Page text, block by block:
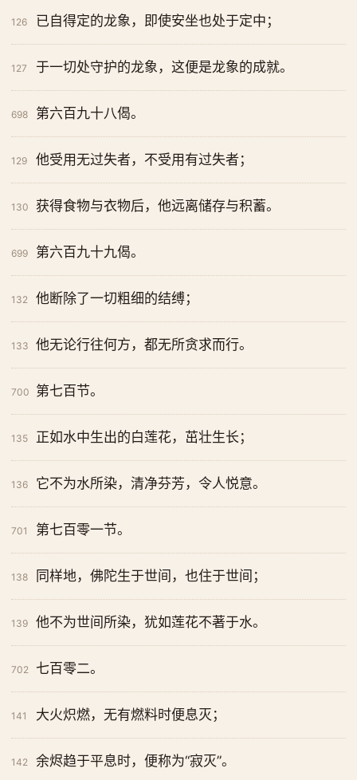
126 已自得定的龙象，即使安坐也处于定中；
127 于一切处守护的龙象，这便是龙象的成就。
698 第六百九十八偈。
129 他受用无过失者，不受用有过失者；
130 获得食物与衣物后，他远离储存与积蓄。
699 第六百九十九偈。
132 他断除了一切粗细的结缚；
133 他无论行往何方，都无所贪求而行。
700 第七百节。
135 正如水中生出的白莲花，茁壮生长；
136 它不为水所染，清净芬芳，令人悦意。
701 第七百零一节。
138 同样地，佛陀生于世间，也住于世间；
139 他不为世间所染，犹如莲花不著于水。
702 七百零二。
141 大火炽燃，无有燃料时便息灭；
142 余烬趋于平息时，便称为“寂灭”。